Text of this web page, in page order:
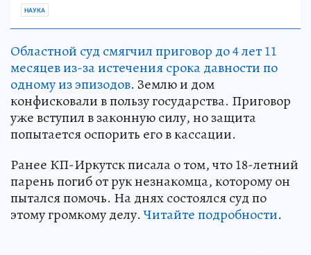
НАУКА
Областной суд смягчил приговор до 4 лет 11
месяцев из-за истечения срока давности по
одному из эпизодов. Землю и дом
конфисковали в пользу государства. Приговор
уже вступил в законную силу, но защита
попытается оспорить его в кассации.
Ранее КП-Иркутск писала о том, что 18-летний
парень погиб от рук незнакомца, которому он
пытался помочь. На днях состоялся суд по
этому громкому делу.Читайте подробности.